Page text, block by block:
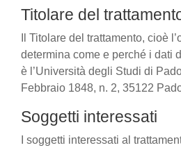
Titolare del
Il Titolare del trattamento, cioè
determina come e perché i dati
è l’Università degli Studi di
Febbraio 1848, n. 2, 35122
Soggetti interessati
I soggetti interessati al